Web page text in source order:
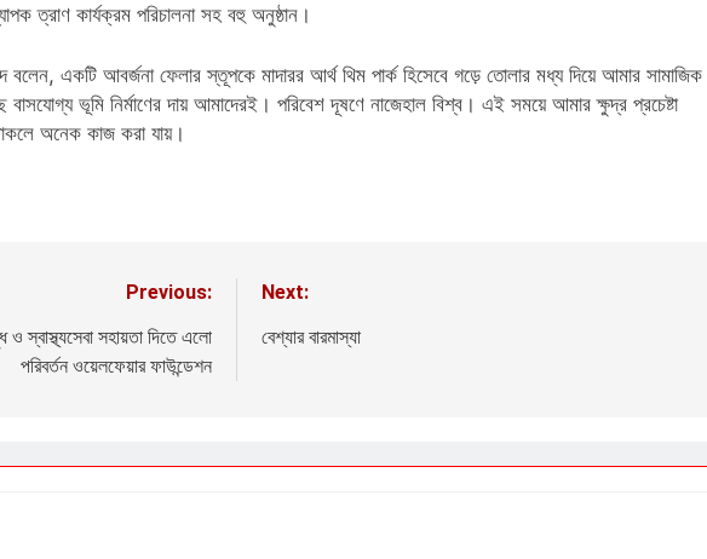
ত্রাণ কার্যক্রম পরিচালনা সহ বহু অনুষ্ঠান।
বলেন, একটি আবর্জনা ফেলার স্তূপকে মাদারর আর্থ থিম পার্ক হিসেবে গড়ে তোলার মধ্য দিয়ে আমার সামাজিক
ভূমি নির্মাণের দায় আমাদেরই। পরিবেশ দূষণে নাজেহাল বিশ্ব। এই সময়ে আমার ক্ষুদ্র প্রচেষ্টা
অনেক কাজ করা যায়।
Previous:
ও স্বাস্থ্যসেবা সহায়তা দিতে এলো
পরিবর্তন ওয়েলফেয়ার ফাউন্ডেশন
Next:
বেশ্যার বারমাস্যা